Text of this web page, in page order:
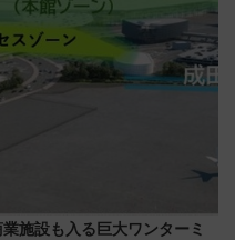
施設も入る巨大ワンターミ